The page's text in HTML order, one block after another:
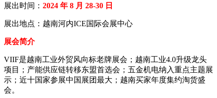
展出时间： 2024 年 8 月 28-30 日
展出地点：越南河内ICE国际会展中心
展会简介
VIIF是越南工业外贸风向标老牌展会；越南工业4.0升级龙头
项目；产能供应链转移东盟首选会；五金机电纳入重点主题展
示；近十国家参展中国展团最大；越南买家年度集约淘货盛
会。